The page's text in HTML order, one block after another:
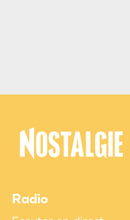
Radio